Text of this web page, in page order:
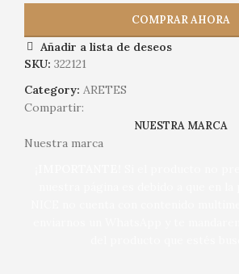
COMPRAR AHORA
Añadir a lista de deseos
SKU: 322121
Category: ARETES
Compartir:
NUESTRA MARCA
Nuestra marca